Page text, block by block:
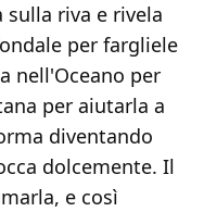
sulla riva e rivela
per fargliele
nell'Oceano per
per aiutarla a
diventando
dolcemente. Il
e così